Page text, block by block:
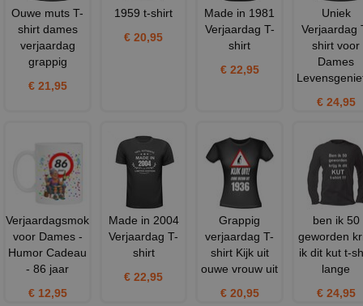
Ouwe muts T-
shirt dames
verjaardag
grappig
€ 21,95
1959 t-shirt
€ 20,95
Made in 1981
Verjaardag T-
shirt
€ 22,95
Uniek
Verjaardag
shirt voor
Dames
€ 24,95
Verjaardagsmok
voor Dames -
Humor Cadeau
- 86 jaar
€ 12,95
Made in 2004
Verjaardag T-
shirt
€ 22,95
Grappig
verjaardag T-
shirt Kijk uit
ouwe vrouw uit
€ 20,95
ben ik 50
geworden
ik dit kut t-
lange
€ 24,95